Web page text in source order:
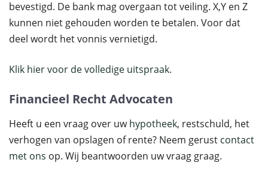
bevestigd. De bank mag overgaan tot veiling. X,Y en Z
kunnen niet gehouden worden te betalen. Voor dat
deel wordt het vonnis vernietigd.
Klik hier voor de volledige uitspraak.
Financieel Recht Advocaten
Heeft u een vraag over uwhypotheek, restschuld, het
verhogen van opslagen of rente? Neem gerust contact
met ons op. Wij beantwoorden uw vraag graag.